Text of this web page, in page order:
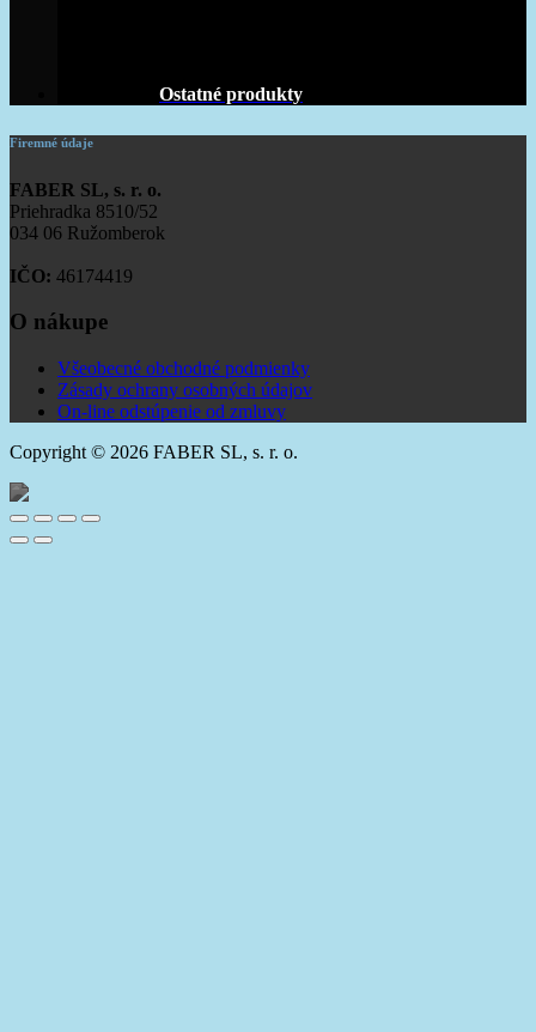
Ostatné produkty
Firemné údaje
FABER SL, s. r. o.
Priehradka 8510/52
034 06 Ružomberok
IČO: 46174419
O nákupe
Všeobecné obchodné podmienky
Zásady ochrany osobných údajov
On-line odstúpenie od zmluvy
Copyright © 2026 FABER SL, s. r. o.